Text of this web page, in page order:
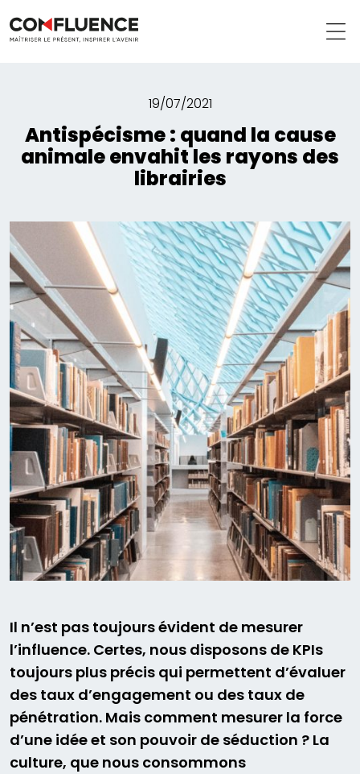
19/07/2021
Antispécisme : quand la cause
animale envahit les rayons des
librairies
Il n’est pas toujours évident de mesurer
l’influence. Certes, nous disposons de KPIs
toujours plus précis qui permettent d’évaluer
des taux d’engagement ou des taux de
pénétration. Mais comment mesurer la force
d’une idée et son pouvoir de séduction ? La
culture, que nous consommons